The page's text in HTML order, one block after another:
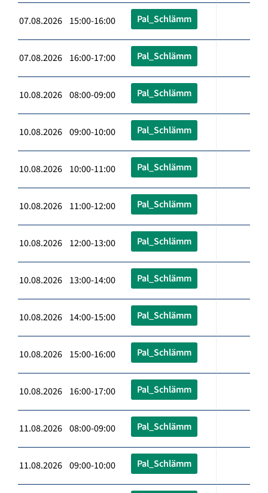
07.08.2026 15:00-16:00 Pal_Schlämm
07.08.2026 16:00-17:00 Pal_Schlämm
10.08.2026 08:00-09:00 Pal_Schlämm
10.08.2026 09:00-10:00 Pal_Schlämm
10.08.2026 10:00-11:00 Pal_Schlämm
10.08.2026 11:00-12:00 Pal_Schlämm
10.08.2026 12:00-13:00 Pal_Schlämm
10.08.2026 13:00-14:00 Pal_Schlämm
10.08.2026 14:00-15:00 Pal_Schlämm
10.08.2026 15:00-16:00 Pal_Schlämm
10.08.2026 16:00-17:00 Pal_Schlämm
11.08.2026 08:00-09:00 Pal_Schlämm
11.08.2026 09:00-10:00 Pal_Schlämm